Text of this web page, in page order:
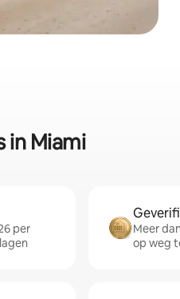
in Miami
per
Meer
op weg